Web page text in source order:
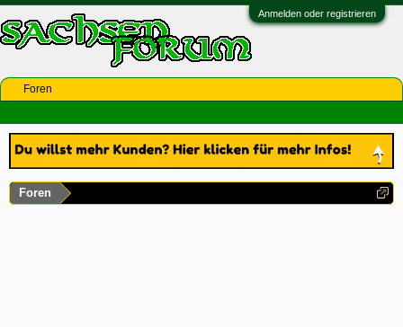
Anmelden oder registrieren
Foren
Foren